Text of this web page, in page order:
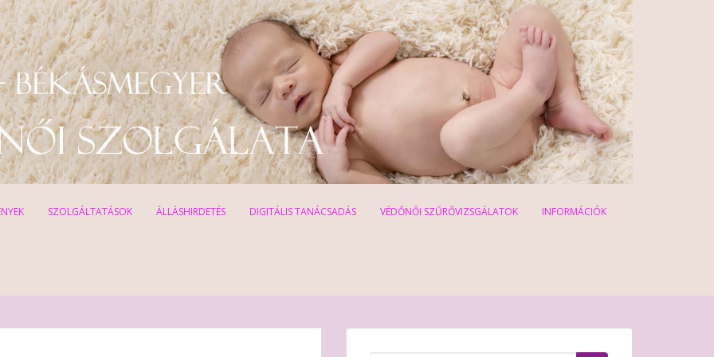
SZOLGÁLTATÁSOK ÁLLÁSHIRDETÉS DIGITÁLIS TANÁCSADÁS VÉDŐNŐI SZŰRŐVIZSGÁLATOK INFORMÁCIÓK